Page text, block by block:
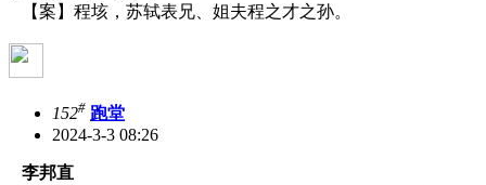
【案】程垓，苏轼表兄、姐夫程之才之孙。
152# 跑堂
2024-3-3 08:26
李邦直